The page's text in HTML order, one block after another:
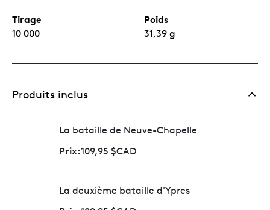
Tirage
10 000
Poids
31,39 g
Produits inclus
La bataille de Neuve-Chapelle
Prix:109,95 $CAD
La deuxième bataille d'Ypres